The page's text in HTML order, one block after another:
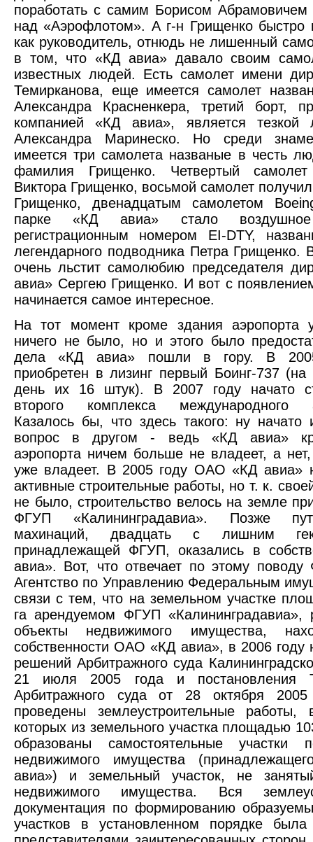
поработать с самим Борисом Абрамовичем
над «Аэрофлотом». А г-н Грищенко быстро
как руководитель, отнюдь не лишенный
в том, что «КД авиа» давало своим
известных людей. Есть самолет имени
Темирканова, еще имеется самолет
Александра Красненкера, третий борт,
компанией «КД авиа», является тезкой
Александра Маринеско. Но среди
имеется три самолета названые в честь
фамилия Грищенко. Четвертый
Виктора Грищенко, восьмой самолет
Грищенко, двенадцатым самолетом
парке «КД авиа» стало
регистрационным номером EI-DTY,
легендарного подводника Петра Грищенко.
очень льстит самолюбию председателя
авиа» Сергею Грищенко. И вот с
начинается самое интересное.
На тот момент кроме здания аэропорта
ничего не было, но и этого было
дела «КД авиа» пошли в гору. В
приобретен в лизинг первый Боинг-737 (на
день их 16 штук). В 2007 году начато
второго комплекса международного
Казалось бы, что здесь такого: ну
вопрос в другом - ведь «КД авиа»
аэропорта ничем больше не владеет, а нет,
уже владеет. В 2005 году ОАО «КД авиа»
активные строительные работы, но т. к.
не было, строительство велось на земле
ФГУП «Калининградавиа». Позже
махинаций, двадцать с лишним
принадлежащей ФГУП, оказались в
авиа». Вот, что отвечает по этому поводу
Агентство по Управлению Федеральным
связи с тем, что на земельном участке
га арендуемом ФГУП «Калининградавиа»,
объекты недвижимого имущества,
собственности ОАО «КД авиа», в 2006 году
решений Арбитражного суда
21 июля 2005 года и постановления
Арбитражного суда от 28 октября
проведены землеустроительные работы,
которых из земельного участка площадью
образованы самостоятельные участки
недвижимого имущества
авиа») и земельный участок, не
недвижимого имущества. Вся
документация по формированию
участков в установленном порядке была